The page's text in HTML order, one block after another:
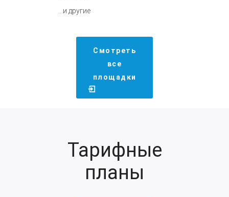
...и другие
Смотреть
все
площадки
Тарифные
планы